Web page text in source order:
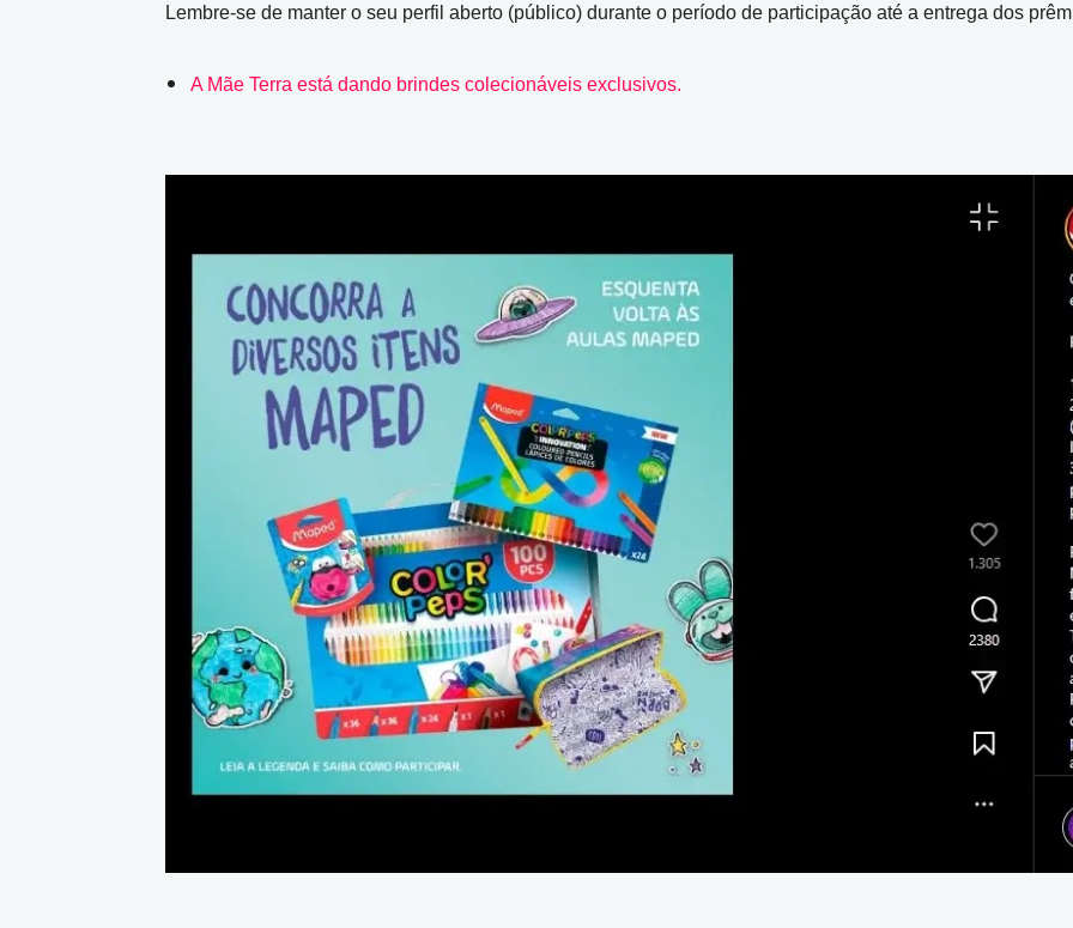
Lembre-se de manter o seu perfil aberto (público) durante o período de participação até a entrega dos
A Mãe Terra está dando brindes colecionáveis exclusivos.